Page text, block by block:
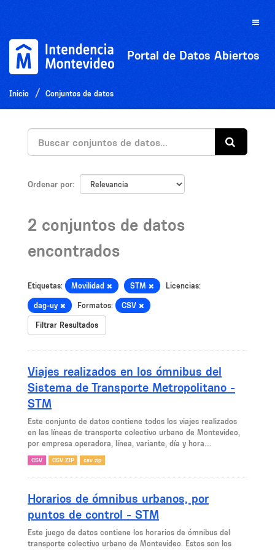
Toggle
Portal de Datos Abiertos
Inicio Conjuntos de datos
Ordenar por
2 conjuntos de datos
encontrados
Etiquetas: Movilidad STM Licencias:
dag-uy Formatos: CSV
Filtrar Resultados
Viajes realizados en los ómnibus del
Sistema de Transporte Metropolitano -
STM
Este conjunto de datos contiene todos los viajes realizados
en las líneas de transporte colectivo urbano de Montevideo,
por empresa operadora, línea, variante, día y hora....
CSV CSV ZIP csv zip
Horarios de ómnibus urbanos, por
puntos de control - STM
Este juego de datos contiene los horarios de ómnibus del
transporte colectivo urbano de Montevideo. Estos son los